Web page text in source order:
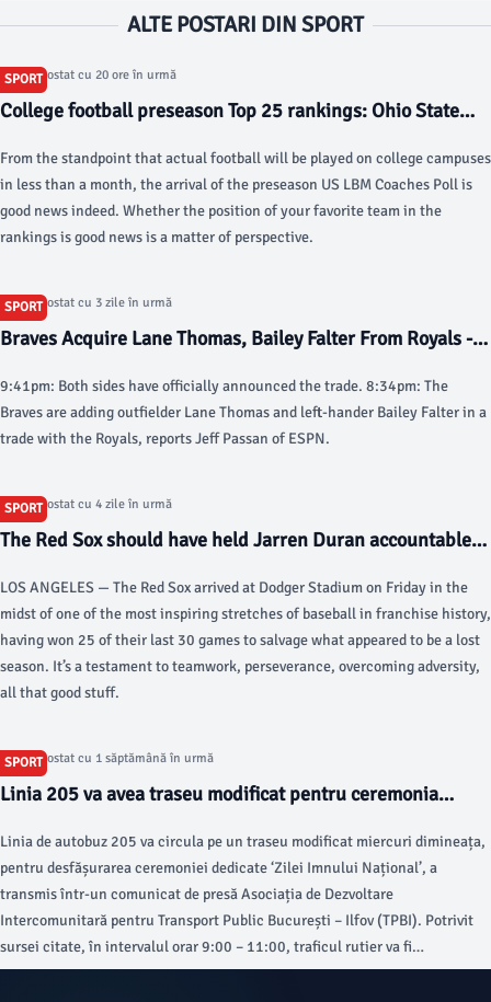
ALTE POSTARI DIN SPORT
SPORT
Articol postat cu 20 ore în urmă
College football preseason Top 25 rankings: Ohio State
From the standpoint that actual football will be played on college campuses
in less than a month, the arrival of the preseason US LBM Coaches Poll is
good news indeed. Whether the position of your favorite team in the
rankings is good news is a matter of perspective.
SPORT
Articol postat cu 3 zile în urmă
Braves Acquire Lane Thomas, Bailey Falter From Royals -
9:41pm: Both sides have officially announced the trade. 8:34pm: The
Braves are adding outfielder Lane Thomas and left-hander Bailey Falter in a
trade with the Royals, reports Jeff Passan of ESPN.
SPORT
Articol postat cu 4 zile în urmă
The Red Sox should have held Jarren Duran accountable
LOS ANGELES — The Red Sox arrived at Dodger Stadium on Friday in the
midst of one of the most inspiring stretches of baseball in franchise history,
having won 25 of their last 30 games to salvage what appeared to be a lost
season. It’s a testament to teamwork, perseverance, overcoming adversity,
all that good stuff.
SPORT
Articol postat cu 1 săptămână în urmă
Linia 205 va avea traseu modificat pentru ceremonia
Linia de autobuz 205 va circula pe un traseu modificat miercuri dimineața,
pentru desfășurarea ceremoniei dedicate ‘Zilei Imnului Național’, a
transmis într-un comunicat de presă Asociația de Dezvoltare
Intercomunitară pentru Transport Public București – Ilfov (TPBI). Potrivit
sursei citate, în intervalul orar 9:00 – 11:00, traficul rutier va fi
restricționat pe Calea Victoriei, iar autobuzele 205 vor funcționa pe traseul